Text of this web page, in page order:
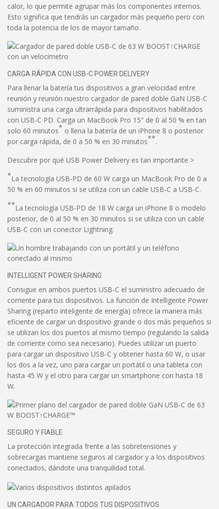
calor, lo que permite agrupar más los componentes internos.
Esto significa que tendrás un cargador más pequeño pero con
toda la potencia de los de mayor tamaño.
CARGA RÁPIDA CON USB-C POWER DELIVERY
Para llenar la batería tus dispositivos a gran velocidad entre
reunión y reunión nuestro cargador de pared doble GaN USB-C
suministra una carga ultrarrápida para dispositivos habilitados
con USB-C PD. Carga un MacBook Pro 15" de 0 al 50 % en tan
solo 60 minutos* o llena la batería de un iPhone 8 o posterior
por carga rápida, de 0 a 50 % en 30 minutos**.
Descubre por qué USB Power Delivery es tan importante >
*La tecnología USB-PD de 60 W carga un MacBook Pro de 0 a
50 % en 60 minutos si se utiliza con un cable USB-C a USB-C.
**La tecnología USB-PD de 18 W carga un iPhone 8 o modelo
posterior, de 0 al 50 % en 30 minutos si se utiliza con un cable
USB-C con un conector Lightning.
INTELLIGENT POWER SHARING
Consigue en ambos puertos USB-C el suministro adecuado de
corriente para tus dispositivos. La función de Intelligente Power
Sharing (reparto inteligente de energía) ofrece la manera más
eficiente de cargar un dispositivo grande o dos más pequeños si
se utilizan los dos puertos al mismo tiempo (regulando la salida
de corriente como sea necesario). Puedes utilizar un puerto
para cargar un dispositivo USB-C y obtener hasta 60 W, o usar
los dos a la vez, uno para cargar un portátil o una tableta con
hasta 45 W y el otro para cargar un smartphone con hasta 18
W.
SEGURO Y FIABLE
La protección integrada frente a las sobretensiones y
sobrecargas mantiene seguros al cargador y a los dispositivos
conectados, dándote una tranquilidad total.
UN CARGADOR PARA TODOS TUS DISPOSITIVOS